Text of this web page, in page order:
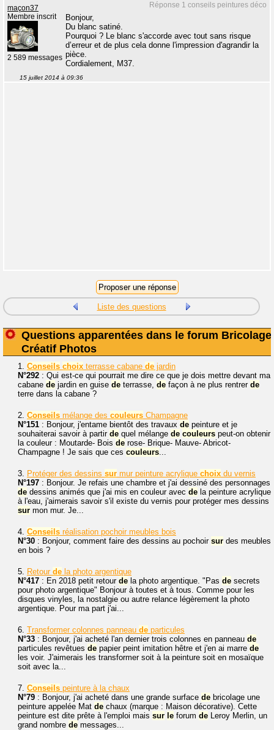
Réponse 1 conseils peintures déco
maçon37
Membre inscrit
2 589 messages
Bonjour,
Du blanc satiné.
Pourquoi ? Le blanc s'accorde avec tout sans risque
d’erreur et de plus cela donne l'impression d'agrandir la
pièce.
Cordialement, M37.
15 juillet 2014 à 09:36
Liste des questions
Questions apparentées dans le forum Bricolage
Créatif Photos
1. Conseils choix terrasse cabane de jardin
N°292 : Qui est-ce qui pourrait me dire ce que je dois mettre devant ma
cabane de jardin en guise de terrasse, de façon à ne plus rentrer de
terre dans la cabane ?
2. Conseils mélange des couleurs Champagne
N°151 : Bonjour, j'entame bientôt des travaux de peinture et je
souhaiterai savoir à partir de quel mélange de couleurs peut-on obtenir
la couleur : Moutarde- Bois de rose- Brique- Mauve- Abricot-
Champagne ! Je sais que ces couleurs...
3. Protéger des dessins sur mur peinture acrylique choix du vernis
N°197 : Bonjour. Je refais une chambre et j'ai dessiné des personnages
de dessins animés que j'ai mis en couleur avec de la peinture acrylique
à l'eau, j'aimerais savoir s'il existe du vernis pour protéger mes dessins
sur mon mur. Je...
4. Conseils réalisation pochoir meubles bois
N°30 : Bonjour, comment faire des dessins au pochoir sur des meubles
en bois ?
5. Retour de la photo argentique
N°417 : En 2018 petit retour de la photo argentique. "Pas de secrets
pour photo argentique" Bonjour à toutes et à tous. Comme pour les
disques vinyles, la nostalgie ou autre relance légèrement la photo
argentique. Pour ma part j'ai...
6. Transformer colonnes panneau de particules
N°33 : Bonjour, j'ai acheté l'an dernier trois colonnes en panneau de
particules revêtues de papier peint imitation hêtre et j'en ai marre de
les voir. J'aimerais les transformer soit à la peinture soit en mosaïque
soit avec la...
7. Conseils peinture à la chaux
N°79 : Bonjour, j'ai acheté dans une grande surface de bricolage une
peinture appelée Mat de chaux (marque : Maison décorative). Cette
peinture est dite prête à l'emploi mais sur le forum de Leroy Merlin, un
grand nombre de messages...